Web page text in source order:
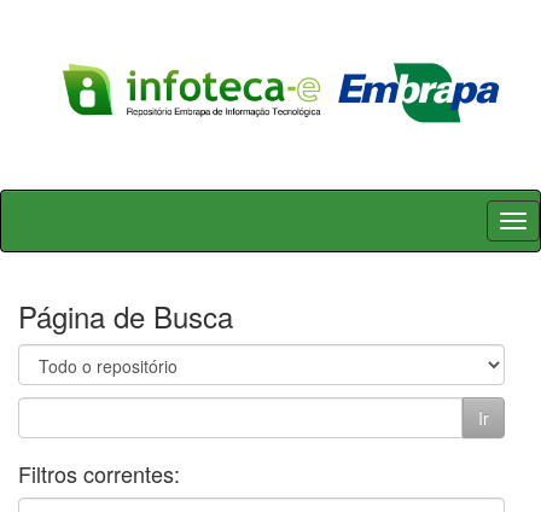
Skip
Página de Busca
Filtros correntes: